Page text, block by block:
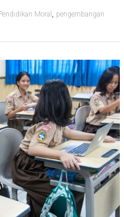
Pendidikan Moral , pengembangan